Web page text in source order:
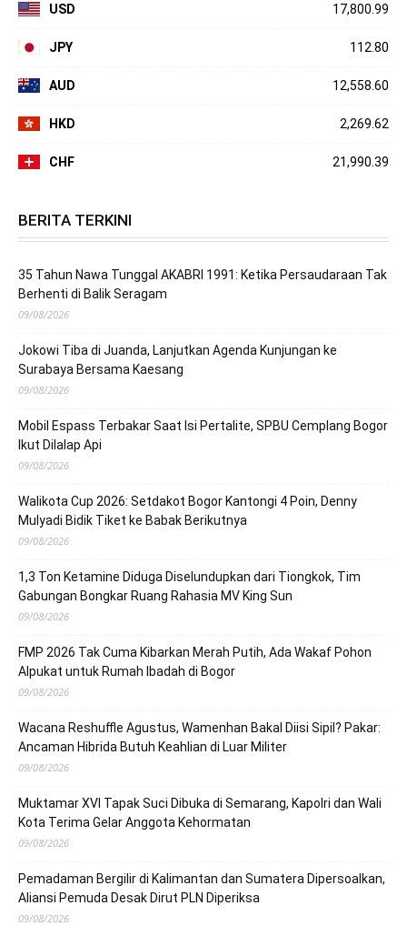
USD 17,800.99
JPY 112.80
AUD 12,558.60
HKD 2,269.62
CHF 21,990.39
BERITA TERKINI
35 Tahun Nawa Tunggal AKABRI 1991: Ketika Persaudaraan Tak
Berhenti di Balik Seragam
09/08/2026
Jokowi Tiba di Juanda, Lanjutkan Agenda Kunjungan ke
Surabaya Bersama Kaesang
09/08/2026
Mobil Espass Terbakar Saat Isi Pertalite, SPBU Cemplang Bogor
Ikut Dilalap Api
09/08/2026
Walikota Cup 2026: Setdakot Bogor Kantongi 4 Poin, Denny
Mulyadi Bidik Tiket ke Babak Berikutnya
09/08/2026
1,3 Ton Ketamine Diduga Diselundupkan dari Tiongkok, Tim
Gabungan Bongkar Ruang Rahasia MV King Sun
09/08/2026
FMP 2026 Tak Cuma Kibarkan Merah Putih, Ada Wakaf Pohon
Alpukat untuk Rumah Ibadah di Bogor
09/08/2026
Wacana Reshuffle Agustus, Wamenhan Bakal Diisi Sipil? Pakar:
Ancaman Hibrida Butuh Keahlian di Luar Militer
09/08/2026
Muktamar XVI Tapak Suci Dibuka di Semarang, Kapolri dan Wali
Kota Terima Gelar Anggota Kehormatan
09/08/2026
Pemadaman Bergilir di Kalimantan dan Sumatera Dipersoalkan,
Aliansi Pemuda Desak Dirut PLN Diperiksa
09/08/2026